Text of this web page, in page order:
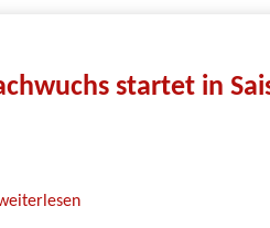
startet in